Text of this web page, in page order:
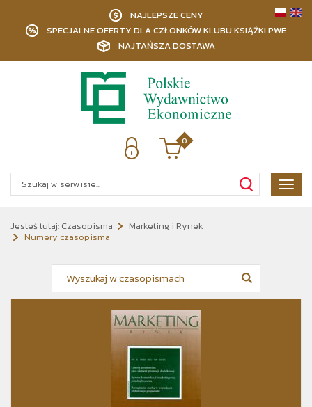
NAJLEPSZE CENY
SPECJALNE OFERTY DLA CZŁONKÓW KLUBU KSIĄŻKI PWE
NAJTAŃSZA DOSTAWA
0
Pokaż
menu
Jesteś tutaj: Czasopisma
Marketing i Rynek
Numery czasopisma